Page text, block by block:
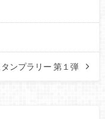
ンプラリー 第１弾